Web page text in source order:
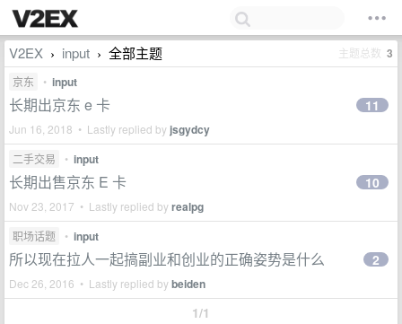
V2EX › input › 全部主题 主题总数 3
京东 • input
长期出京东 e 卡
Jun 16, 2018 • Lastly replied by jsgydcy
11
二手交易 • input
长期出售京东 E 卡
Nov 23, 2017 • Lastly replied byrealpg
10
职场话题 • input
所以现在拉人一起搞副业和创业的正确姿势是什么
Dec 26, 2016 • Lastly replied bybeiden
2
1/1